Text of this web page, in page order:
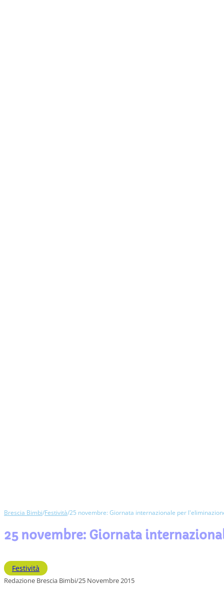
Brescia Bimbi/Festività/25 novembre: Giornata internazionale per
25 novembre: Giornata
Festività
Redazione Brescia Bimbi/25 Novembre 2015